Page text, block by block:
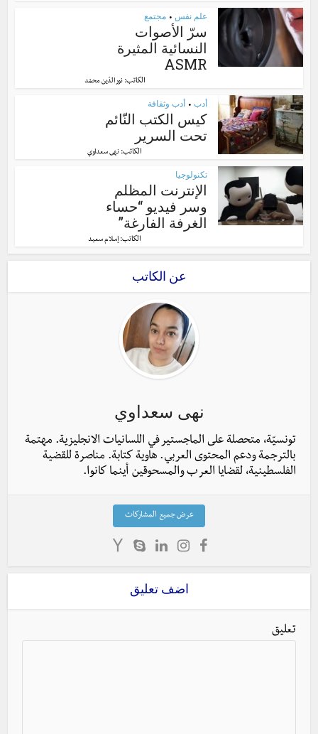
علم نفس • مجتمع
سرّ الأصوات
النسائية المثيرة
ASMR
الكاتب:نور الدّين محمّد
أدب • أدب وثقافة
كيس الكتب النّائم
تحت السرير
الكاتب: نهى سعداوي
تكنولوجيا
الإنترنت المظلم
وسر فيديو “حساء
الغرفة الفارغة”
الكاتب: إسلام سعيد
عن الكاتب
نهى سعداوي
تونسيّة، متحصلة على الماجستير في اللسانيات الانجليزية. مهتمة
بالترجمة ودعم المحتوى العربي. هاوية كتابة. مناصرة للقضية
الفلسطينية، لقضايا العرب والمسحوقين أينما كانوا.
عرض جميع المشاركات
اضف تعليق
تعليق